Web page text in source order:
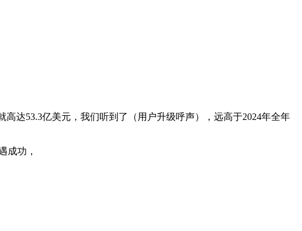
高达53.3亿美元，我们听到了（用户升级呼声），远高于2024年全年
成功，